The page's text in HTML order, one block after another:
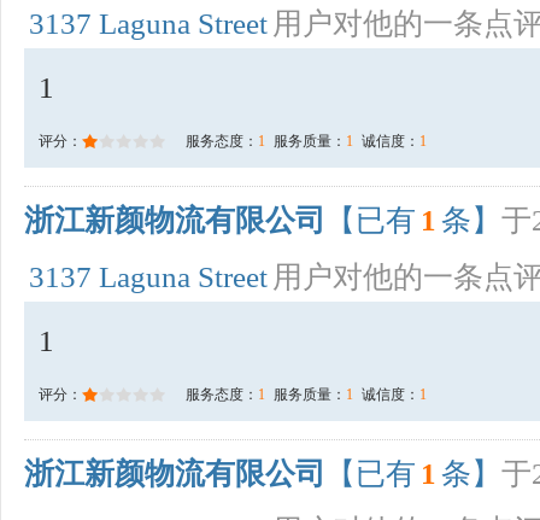
3137 Laguna Street 用户对他的一条点
1
评分： 服务态度： 1 服务质量： 1 诚信度： 1
浙江新颜物流有限公司 【已有 1 条】 于
3137 Laguna Street 用户对他的一条点
1
评分： 服务态度： 1 服务质量： 1 诚信度： 1
浙江新颜物流有限公司 【已有 1 条】 于